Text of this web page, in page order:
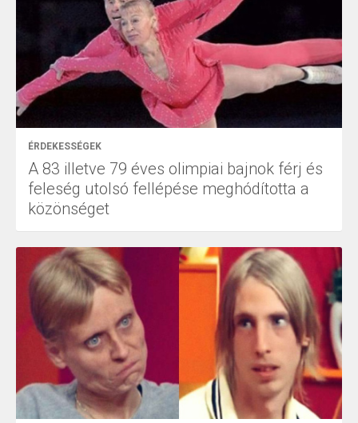
ÉRDEKESSÉGEK
A 83 illetve 79 éves olimpiai bajnok férj és
feleség utolsó fellépése meghódította a
közönséget